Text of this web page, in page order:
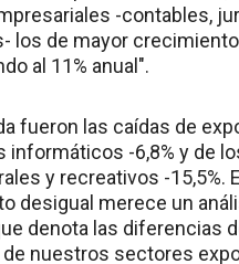
-contables,
los de mayor
al 11% anual".
fueron las caídas de
informáticos -6,8% y de
y recreativos -15,5%.
desigual merece un
denota las diferencias
nuestros sectores